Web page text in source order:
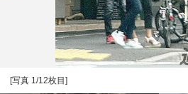
[写真 1/12枚目]